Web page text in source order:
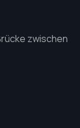
zwischen